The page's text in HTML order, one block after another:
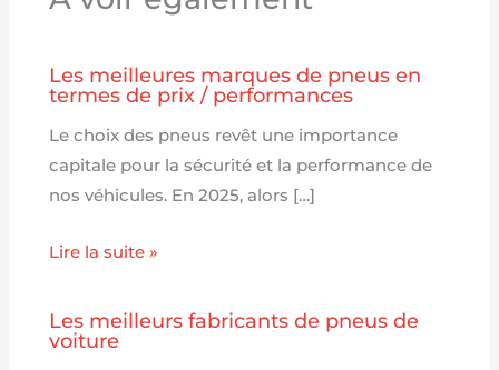
Les meilleures marques de pneus en
termes de prix / performances
Le choix des pneus revêt une importance
capitale pour la sécurité et la performance de
nos véhicules. En 2025, alors […]
Lire la suite »
Les meilleurs fabricants de pneus de
voiture